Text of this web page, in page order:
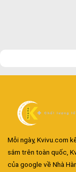
Mỗi ngày, Kvivu.com
sắm trên toàn quốc,
của google về Nhà